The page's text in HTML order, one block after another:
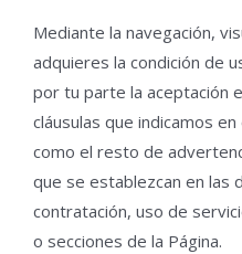
Mediante la navegación,
adquieres la condición de
por tu parte la aceptación
cláusulas que indicamos
como el resto de
que se establezcan en las
contratación, uso de
o secciones de la Página.